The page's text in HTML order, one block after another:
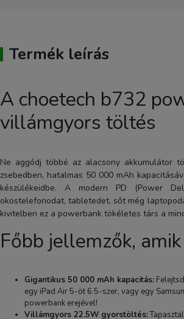
Termék leírás
A choetech b732
villámgyors töltés
Ne aggódj többé az alacsony akkumulátor
zsebedben, hatalmas 50 000 mAh
készülékeidbe. A modern PD (Power
okostelefonodat, tabletedet, sőt még
kivitelben ez a powerbank tökéletes társ a
Főbb jellemzők,
Gigantikus 50 000 mAh kapacitás:
egy iPad Air 5-öt 6.5-szer, vagy egy
powerbank erejével!
Villámgyors 22.5W gyorstöltés: